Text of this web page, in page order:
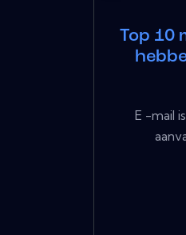
Top 10
E -mail